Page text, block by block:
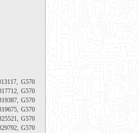
G570
G570
G570
G570
G570
G570